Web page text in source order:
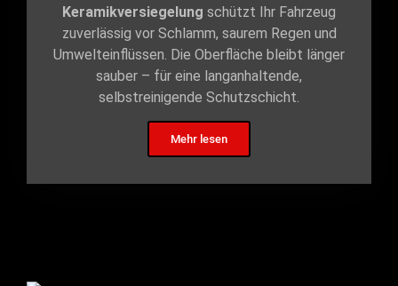
Keramikversiegelung schützt Ihr Fahrzeug
zuverlässig vor Schlamm, saurem Regen und
Umwelteinflüssen. Die Oberfläche bleibt länger
sauber – für eine langanhaltende,
selbstreinigende Schutzschicht.
Mehr lesen